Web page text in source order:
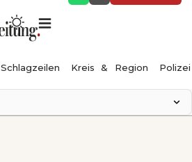
Schlagzeilen Kreis & Region Polizei